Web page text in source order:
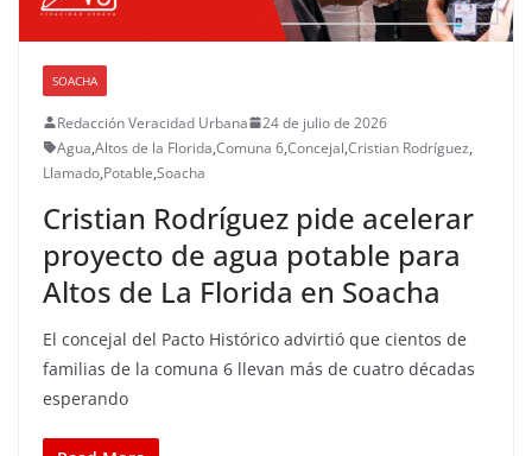
SOACHA
Redacción Veracidad Urbana
24 de julio de 2026
Agua,Altos de la Florida,Comuna 6,Concejal,Cristian Rodríguez,
Llamado,Potable,Soacha
Cristian Rodríguez pide acelerar
proyecto de agua potable para
Altos de La Florida en Soacha
El concejal del Pacto Histórico advirtió que cientos de
familias de la comuna 6 llevan más de cuatro décadas
esperando